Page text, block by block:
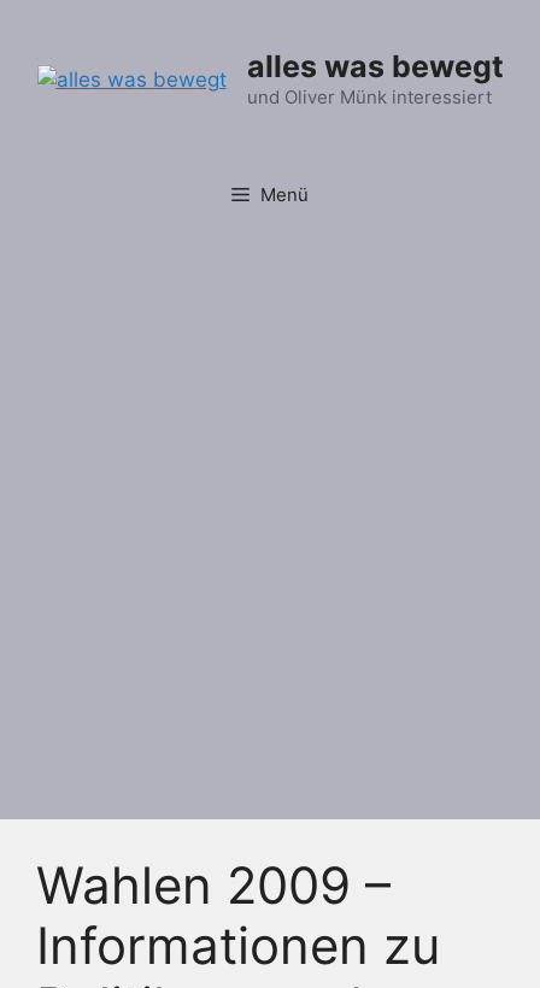
springen
alles was bewegt
und Oliver Münk interessiert
Menü
Wahlen 2009 –
Informationen zu